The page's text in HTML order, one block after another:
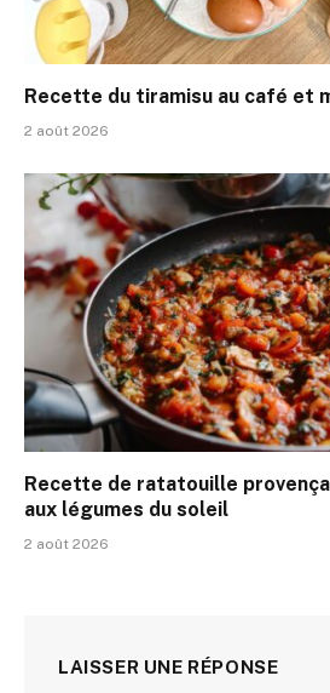
Recette du tiramisu au café et
2 août 2026
Recette de ratatouille
aux légumes du soleil
2 août 2026
LAISSER UNE RÉPONSE